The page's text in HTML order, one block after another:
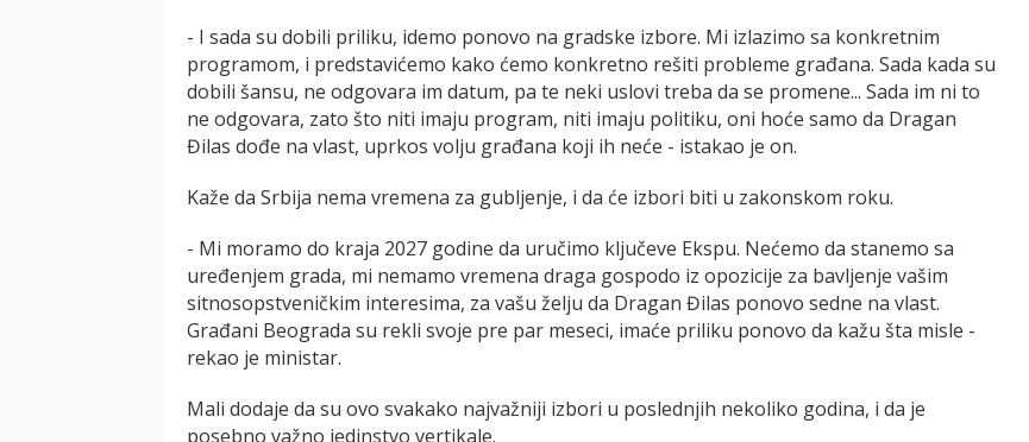
- I sada su dobili priliku, idemo ponovo na gradske izbore. Mi izlazimo sa konkretnim
programom, i predstavićemo kako ćemo konkretno rešiti probleme građana. Sada kada su
dobili šansu, ne odgovara im datum, pa te neki uslovi treba da se promene... Sada im ni to
ne odgovara, zato što niti imaju program, niti imaju politiku, oni hoće samo da Dragan
Đilas dođe na vlast, uprkos volju građana koji ih neće - istakao je on.
Kaže da Srbija nema vremena za gubljenje, i da će izbori biti u zakonskom roku.
- Mi moramo do kraja 2027 godine da uručimo ključeve Ekspu. Nećemo da stanemo sa
uređenjem grada, mi nemamo vremena draga gospodo iz opozicije za bavljenje vašim
sitnosopstveničkim interesima, za vašu želju da Dragan Đilas ponovo sedne na vlast.
Građani Beograda su rekli svoje pre par meseci, imaće priliku ponovo da kažu šta misle -
rekao je ministar.
Mali dodaje da su ovo svakako najvažniji izbori u poslednjih nekoliko godina, i da je
posebno važno jedinstvo vertikale.